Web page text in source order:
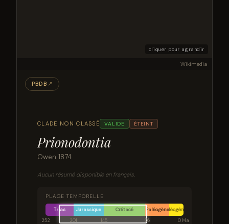
CLADE NON CLASSÉ VALIDE ÉTEINT
Prionodontia
Owen 1874
Aucun résumé disponible en français.
PLAGE TEMPORELLE
Trias Jurassique Crétacé PaléogèneNéogène
252
201 145 66 0 Ma
cliquer pour agrandir
Wikimedia
PBDB ↗